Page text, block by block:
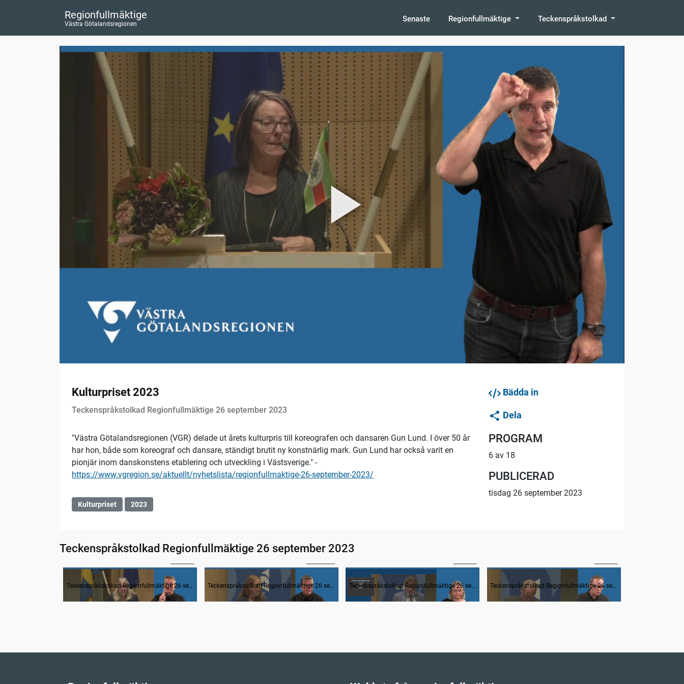
Regionfullmäktige
Västra Götalandsregionen
Senaste Regionfullmäktige Teckenspråkstolkad
Kulturpriset 2023
Teckenspråkstolkad Regionfullmäktige 26 september 2023
"Västra Götalandsregionen (VGR) delade ut årets kulturpris till koreografen och dansaren Gun Lund. I över 50 år
har hon, både som koreograf och dansare, ständigt brutit ny konstnärlig mark. Gun Lund har också varit en
pionjär inom danskonstens etablering och utveckling i Västsverige." -
https://www.vgregion.se/aktuellt/nyhetslista/regionfullmaktige-26-september-2023/
Kulturpriset 2023
Bädda in
Dela
PROGRAM
6 av 18
PUBLICERAD
tisdag 26 september 2023
Teckenspråkstolkad Regionfullmäktige 26 september 2023
1. Inledning
Teckenspråkstolkad Regionfullmäktige 26 september 2023
2. Frågestund
Teckenspråkstolkad Regionfullmäktige 26 september 2023 Teckenspråkstolkad Regionfullmäktige 26 september 2023 Teckenspråkstolkad Regionfullmäktige 26 september 2023